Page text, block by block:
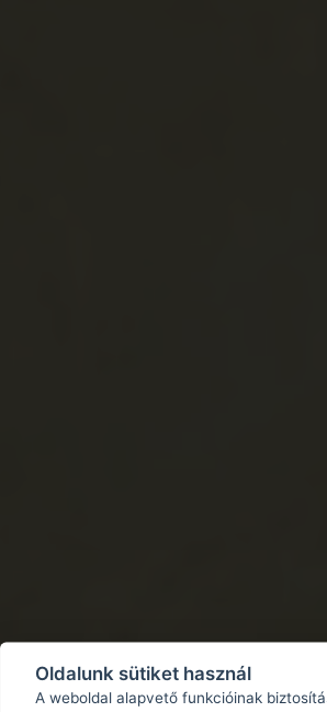
Oldalunk sütiket használ
A weboldal alapvető funkcióinak